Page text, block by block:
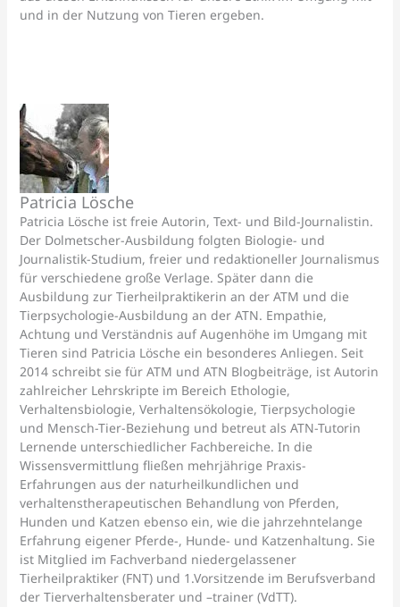
und in der Nutzung von Tieren ergeben.
Patricia Lösche
Patricia Lösche ist freie Autorin, Text- und Bild-Journalistin.
Der Dolmetscher-Ausbildung folgten Biologie- und
Journalistik-Studium, freier und redaktioneller Journalismus
für verschiedene große Verlage. Später dann die
Ausbildung zur Tierheilpraktikerin an der ATM und die
Tierpsychologie-Ausbildung an der ATN. Empathie,
Achtung und Verständnis auf Augenhöhe im Umgang mit
Tieren sind Patricia Lösche ein besonderes Anliegen. Seit
2014 schreibt sie für ATM und ATN Blogbeiträge, ist Autorin
zahlreicher Lehrskripte im Bereich Ethologie,
Verhaltensbiologie, Verhaltensökologie, Tierpsychologie
und Mensch-Tier-Beziehung und betreut als ATN-Tutorin
Lernende unterschiedlicher Fachbereiche. In die
Wissensvermittlung fließen mehrjährige Praxis-
Erfahrungen aus der naturheilkundlichen und
verhaltenstherapeutischen Behandlung von Pferden,
Hunden und Katzen ebenso ein, wie die jahrzehntelange
Erfahrung eigener Pferde-, Hunde- und Katzenhaltung. Sie
ist Mitglied im Fachverband niedergelassener
Tierheilpraktiker (FNT) und 1.Vorsitzende im Berufsverband
der Tierverhaltensberater und –trainer (VdTT).